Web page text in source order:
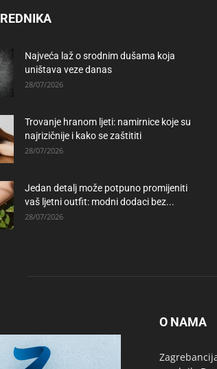
Najveća laž o srodnim dušama koja
uništava veze danas
28/07/2026
Trovanje hranom ljeti: namirnice koje su
najrizičnije i kako se zaštititi
28/07/2026
Jedan detalj može potpuno promijeniti
vaš ljetni outfit: modni dodaci bez...
28/07/2026
O NAMA